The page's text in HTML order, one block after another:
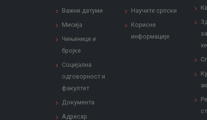
Важни датуми
Мисија
Чињенице и
бројке
Социјална
одговорност и
факултет
Документа
Адресар
Научите српски
Корисне
информације